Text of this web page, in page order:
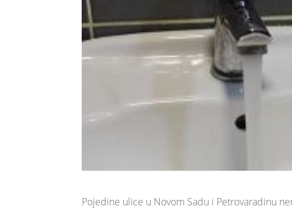
Pojedine ulice u Novom Sadu i Petrovaradinu